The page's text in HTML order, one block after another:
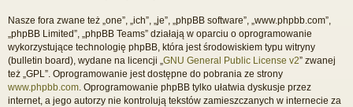
Nasze fora zwane też „one”, „ich”, „je”, „phpBB software”, „www.phpbb.com”,
„phpBB Limited”, „phpBB Teams” działają w oparciu o oprogramowanie
wykorzystujące technologię phpBB, która jest środowiskiem typu witryny
(bulletin board), wydane na licencji „ GNU General Public License v2” zwanej
też „GPL”. Oprogramowanie jest dostępne do pobrania ze strony
www.phpbb.com . Oprogramowanie phpBB tylko ułatwia dyskusje przez
internet, a jego autorzy nie kontrolują tekstów zamieszczanych w internecie za